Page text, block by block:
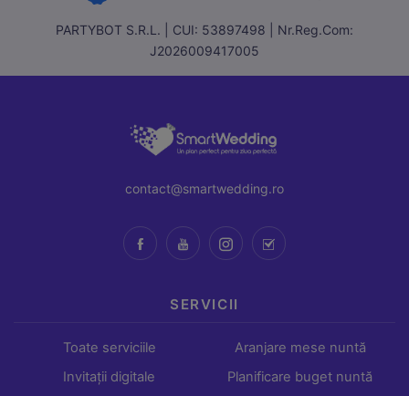
PARTYBOT S.R.L. | CUI: 53897498 | Nr.Reg.Com:
J2026009417005
contact@smartwedding.ro
SERVICII
Toate serviciile
Invitații digitale
Aranjare mese nuntă
Planificare buget nuntă